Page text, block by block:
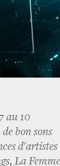
au 10
bon sons
d'artistes
La Femme